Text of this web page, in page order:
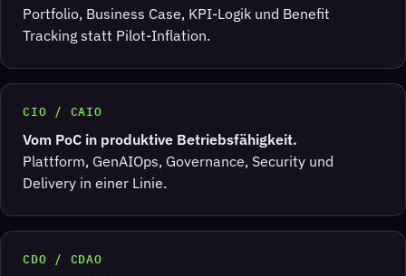
Portfolio, Business Case, KPI-Logik und Benefit
Tracking statt Pilot-Inflation.
CIO / CAIO
Vom PoC in produktive Betriebsfähigkeit.
Plattform, GenAIOps, Governance, Security und
Delivery in einer Linie.
CDO / CDAO